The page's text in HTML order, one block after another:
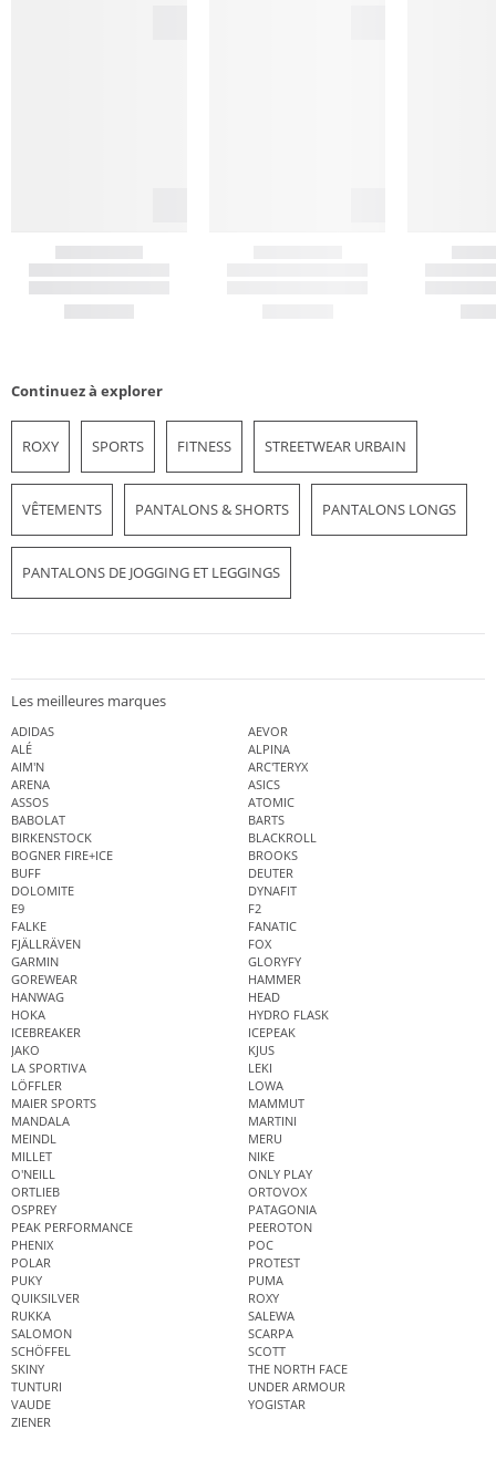
Continuez à explorer
ROXY SPORTS FITNESS STREETWEAR URBAIN
VÊTEMENTS PANTALONS & SHORTS PANTALONS LONGS
PANTALONS DE JOGGING ET LEGGINGS
Les meilleures marques
ADIDAS
AEVOR
ALÉ
ALPINA
AIM'N
ARC'TERYX
ARENA
ASICS
ASSOS
ATOMIC
BABOLAT
BARTS
BIRKENSTOCK
BLACKROLL
BOGNER FIRE+ICE
BROOKS
BUFF
DEUTER
DOLOMITE
DYNAFIT
E9
F2
FALKE
FANATIC
FJÄLLRÄVEN
FOX
GARMIN
GLORYFY
GOREWEAR
HAMMER
HANWAG
HEAD
HOKA
HYDRO FLASK
ICEBREAKER
ICEPEAK
JAKO
KJUS
LA SPORTIVA
LEKI
LÖFFLER
LOWA
MAIER SPORTS
MAMMUT
MANDALA
MARTINI
MEINDL
MERU
MILLET
NIKE
O'NEILL
ONLY PLAY
ORTLIEB
ORTOVOX
OSPREY
PATAGONIA
PEAK PERFORMANCE
PEEROTON
PHENIX
POC
POLAR
PROTEST
PUKY
PUMA
QUIKSILVER
ROXY
RUKKA
SALEWA
SALOMON
SCARPA
SCHÖFFEL
SCOTT
SKINY
THE NORTH FACE
TUNTURI
UNDER ARMOUR
VAUDE
YOGISTAR
ZIENER